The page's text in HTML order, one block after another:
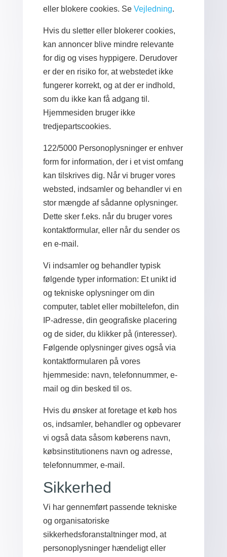
eller blokere cookies. Se Vejledning.
Hvis du sletter eller blokerer cookies,
kan annoncer blive mindre relevante
for dig og vises hyppigere. Derudover
er der en risiko for, at webstedet ikke
fungerer korrekt, og at der er indhold,
som du ikke kan få adgang til.
Hjemmesiden bruger ikke
tredjepartscookies.
122/5000 Personoplysninger er enhver
form for information, der i et vist omfang
kan tilskrives dig. Når vi bruger vores
websted, indsamler og behandler vi en
stor mængde af sådanne oplysninger.
Dette sker f.eks. når du bruger vores
kontaktformular, eller når du sender os
en e-mail.
Vi indsamler og behandler typisk
følgende typer information: Et unikt id
og tekniske oplysninger om din
computer, tablet eller mobiltelefon, din
IP-adresse, din geografiske placering
og de sider, du klikker på (interesser).
Følgende oplysninger gives også via
kontaktformularen på vores
hjemmeside: navn, telefonnummer, e-
mail og din besked til os.
Hvis du ønsker at foretage et køb hos
os, indsamler, behandler og opbevarer
vi også data såsom køberens navn,
købsinstitutionens navn og adresse,
telefonnummer, e-mail.
Sikkerhed
Vi har gennemført passende tekniske
og organisatoriske
sikkerhedsforanstaltninger mod, at
personoplysninger hændeligt eller